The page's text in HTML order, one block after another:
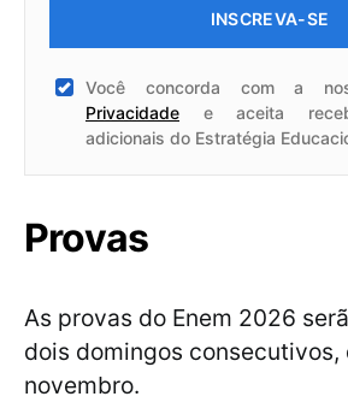
INSCREVA-SE
Você concorda com a
Privacidade e aceita
adicionais do Estratégia
Provas
As provas do Enem 2026
dois domingos consecutivos,
novembro.